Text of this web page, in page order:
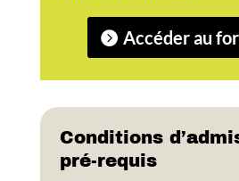
Accéder au
Conditions
pré-requis